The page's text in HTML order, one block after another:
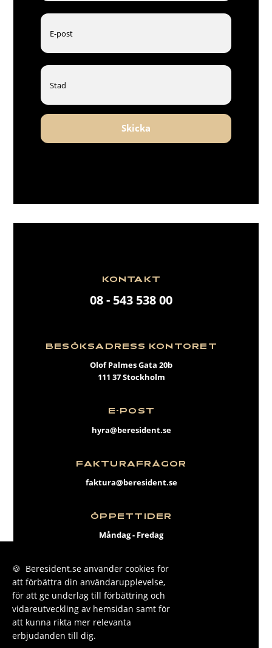
Skicka
KONTAKT
08 - 543 538 00
BESÖKSADRESS KONTORET
Olof Palmes Gata 20b
111 37 Stockholm
E-POST
hyra@beresident.se
FAKTURAFRÅGOR
faktura@beresident.se
ÖPPETTIDER
Måndag - Fredag
FACEBOOK
INSTAGRAM
🍪 Beresident.se använder cookies för
att förbättra din användarupplevelse,
för att ge underlag till förbättring och
vidareutveckling av hemsidan samt för
att kunna rikta mer relevanta
erbjudanden till dig.